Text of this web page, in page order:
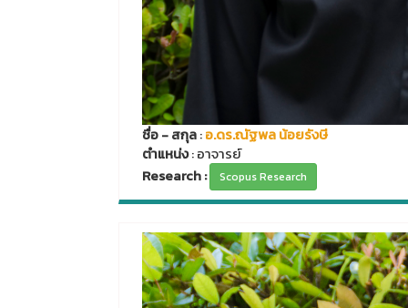
ชื่อ - สกุล:อ.ดร.ณัฐพล น้อยรังษี
ตำแหน่ง: อาจารย์
Research :
Scopus Research